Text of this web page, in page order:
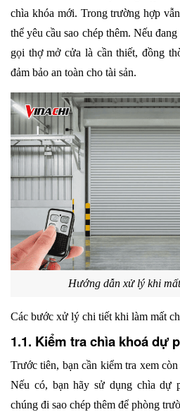
chìa khóa mới. Trong trường hợp
thể yêu cầu sao chép thêm. Nếu
gọi thợ mở cửa là cần thiết, đồng
đảm bảo an toàn cho tài sản.
Hướng dẫn xử lý khi
Các bước xử lý chi tiết khi làm mất
1.1. Kiểm tra chìa khoá dự
Trước tiên, bạn cần kiểm tra xem
Nếu có, bạn hãy sử dụng chìa dự
chúng đi sao chép thêm để phòng